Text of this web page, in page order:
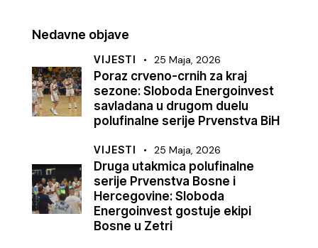
Nedavne objave
VIJESTI 25 Maja, 2026
Poraz crveno-crnih za kraj
sezone: Sloboda Energoinvest
savladana u drugom duelu
polufinalne serije Prvenstva BiH
VIJESTI 25 Maja, 2026
Druga utakmica polufinalne
serije Prvenstva Bosne i
Hercegovine: Sloboda
Energoinvest gostuje ekipi
Bosne u Zetri